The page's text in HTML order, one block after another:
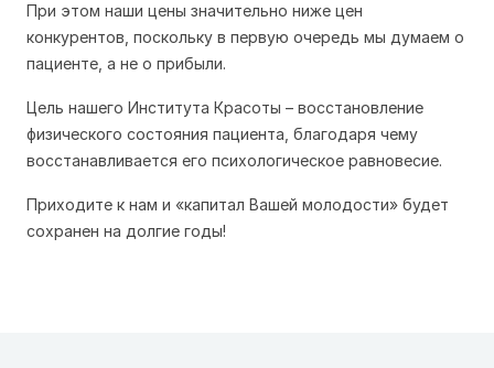
При этом наши цены значительно ниже цен
конкурентов, поскольку в первую очередь мы думаем о
пациенте, а не о прибыли.
Цель нашего Института Красоты – восстановление
физического состояния пациента, благодаря чему
восстанавливается его психологическое равновесие.
Приходите к нам и «капитал Вашей молодости» будет
сохранен на долгие годы!